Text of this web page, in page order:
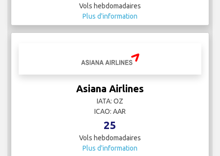
Vols hebdomadaires
Plus d'information
Asiana Airlines
IATA: OZ
ICAO: AAR
25
Vols hebdomadaires
Plus d'information